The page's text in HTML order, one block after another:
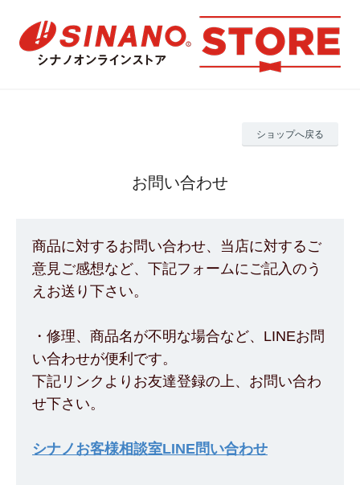
ショップへ戻る
お問い合わせ
商品に対するお問い合わせ、当店に対するご
意見ご感想など、下記フォームにご記入のう
えお送り下さい。
・修理、商品名が不明な場合など、LINEお問
い合わせが便利です。
下記リンクよりお友達登録の上、お問い合わ
せ下さい。
シナノお客様相談室LINE問い合わせ